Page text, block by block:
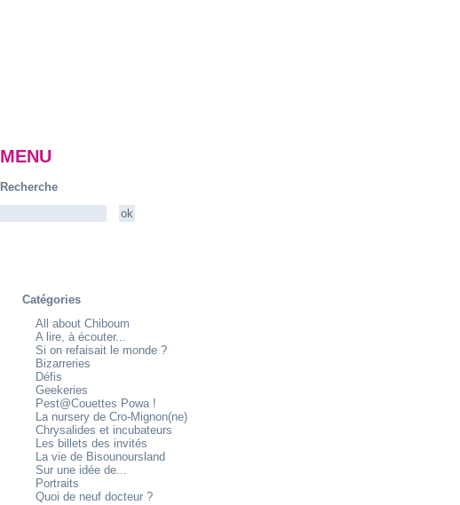
MENU
Recherche
Catégories
All about Chiboum
A lire, à écouter...
Si on refaisait le monde ?
Bizarreries
Défis
Geekeries
Pest@Couettes Powa !
La nursery de Cro-Mignon(ne)
Chrysalides et incubateurs
Les billets des invités
La vie de Bisounoursland
Sur une idée de...
Portraits
Quoi de neuf docteur ?